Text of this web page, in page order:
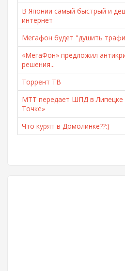
В Японии самый быстрый и
интернет
Мегафон будет "душить
«МегаФон» предложил
решения...
Торрент ТВ
МТТ передает ШПД в Липецке
Точке»
Что курят в Домолинке??:)